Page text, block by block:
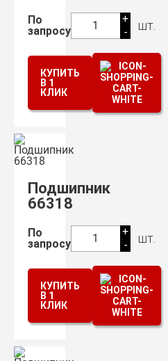
По
запросу
1
+
-
шт.
КУПИТЬ
В 1
КЛИК
Подшипник
66318
По
запросу
1
+
-
шт.
КУПИТЬ
В 1
КЛИК